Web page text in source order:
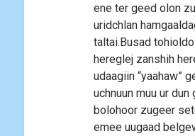
ene ter geed olon
uridchlan
taltai.Busad
hereglej zanshih
udaagiin “yaahaw”
uchnuun muu ur dun
bolohoor zugeer
emee uugaad